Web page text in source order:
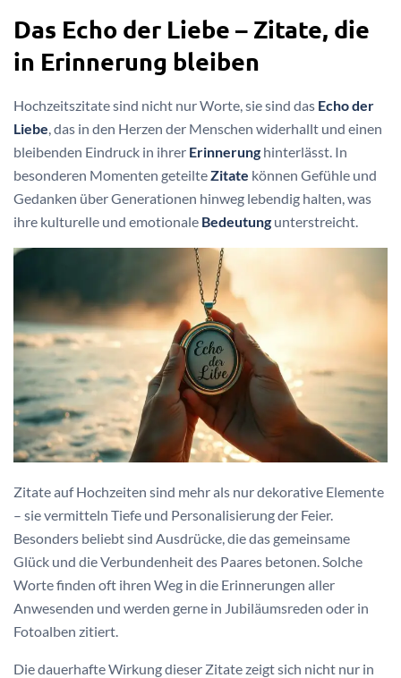
Das Echo der Liebe – Zitate, die
in Erinnerung bleiben
Hochzeitszitate sind nicht nur Worte, sie sind das Echo der
Liebe, das in den Herzen der Menschen widerhallt und einen
bleibenden Eindruck in ihrer Erinnerung hinterlässt. In
besonderen Momenten geteilteZitate können Gefühle und
Gedanken über Generationen hinweg lebendig halten, was
ihre kulturelle und emotionale Bedeutung unterstreicht.
Zitate auf Hochzeiten sind mehr als nur dekorative Elemente
– sie vermitteln Tiefe und Personalisierung der Feier.
Besonders beliebt sind Ausdrücke, die das gemeinsame
Glück und die Verbundenheit des Paares betonen. Solche
Worte finden oft ihren Weg in die Erinnerungen aller
Anwesenden und werden gerne in Jubiläumsreden oder in
Fotoalben zitiert.
Die dauerhafte Wirkung dieser Zitate zeigt sich nicht nur in